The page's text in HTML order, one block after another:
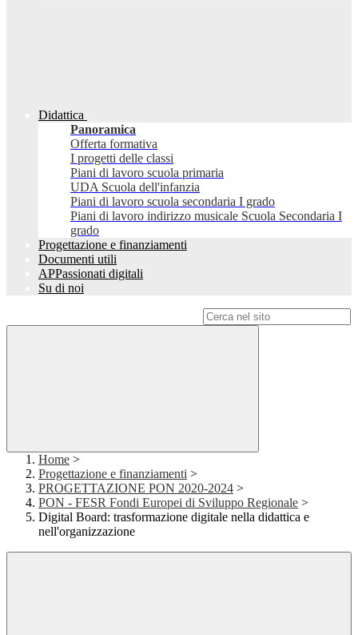
Didattica
Panoramica
Offerta formativa
I progetti delle classi
Piani di lavoro scuola primaria
UDA Scuola dell'infanzia
Piani di lavoro scuola secondaria I grado
Piani di lavoro indirizzo musicale Scuola Secondaria I
grado
Progettazione e finanziamenti
Documenti utili
APPassionati digitali
Su di noi
Home >
Progettazione e finanziamenti >
PROGETTAZIONE PON 2020-2024 >
PON - FESR Fondi Europei di Sviluppo Regionale >
Digital Board: trasformazione digitale nella didattica e
nell'organizzazione